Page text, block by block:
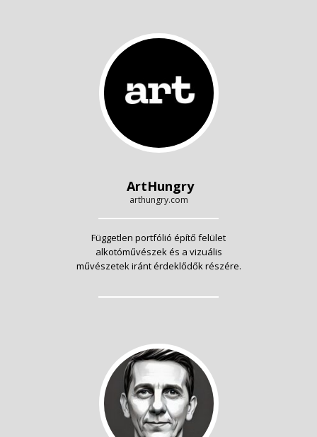
ArtHungry
arthungry.com
Független portfólió építő felület
alkotóművészek és a vizuális
művészetek iránt érdeklődők részére.